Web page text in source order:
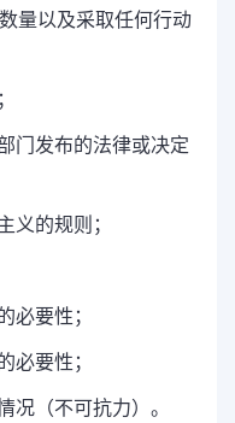
量以及采取任何行动
门发布的法律或决定
义的规则；
必要性；
必要性；
况（不可抗力）。